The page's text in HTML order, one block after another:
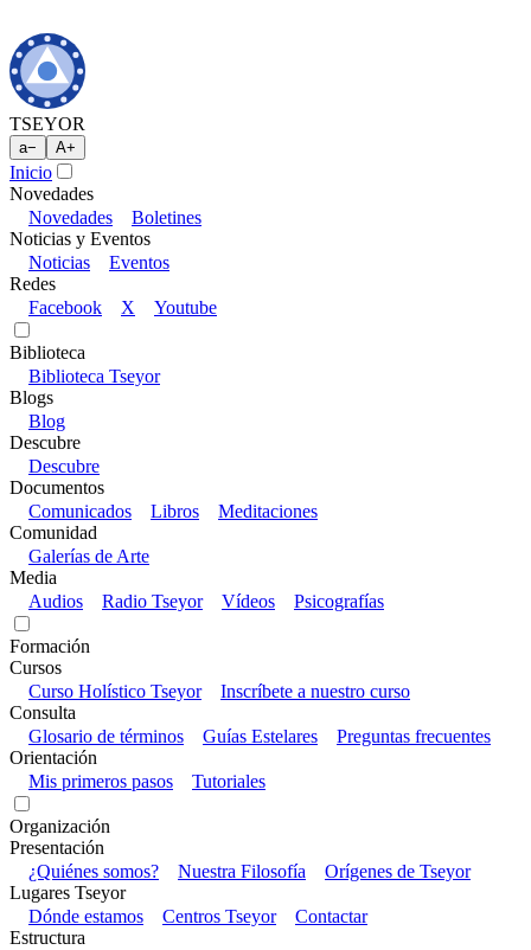
TSEYOR
a− A+
Inicio
Novedades
Novedades
Boletines
Noticias y Eventos
Noticias
Eventos
Redes
Facebook
X Youtube
Biblioteca
Biblioteca Tseyor
Blogs
Blog
Descubre
Descubre
Documentos
Comunicados
Libros
Meditaciones
Comunidad
Galerías de Arte
Media
Audios
Radio Tseyor Vídeos Psicografías
Formación
Cursos
Curso Holístico Tseyor
Inscríbete a nuestro curso
Consulta
Glosario de términos
Guías Estelares
Preguntas frecuentes
Orientación
Mis primeros pasos
Tutoriales
Organización
Presentación
¿Quiénes somos?
Nuestra Filosofía
Orígenes de Tseyor
Lugares Tseyor
Dónde estamos
Centros Tseyor
Contactar
Estructura